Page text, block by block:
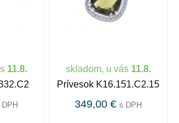
11.8.
skladom, u vás 11.8.
Prívesok K16.151.C2.15
349,00 € s DPH